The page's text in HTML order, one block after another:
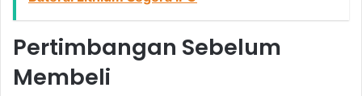
Pertimbangan Sebelum
Membeli